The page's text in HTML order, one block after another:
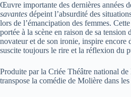
Œuvre importante des dernières années
savantes dépeint l’absurdité des
lors de l’émancipation des femmes.
portée à la scène en raison de sa tension
novateur et de son ironie, inspire encore
suscite toujours le rire et la réflexion du
Produite par la Criée Théâtre national
transpose la comédie de Molière dans les